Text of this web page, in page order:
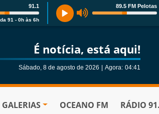
91.1
91 - 0h às 6h
89.5 FM Pelotas
É notícia, está aqui!
Sábado, 8 de agosto de 2026 | Agora: 04:41
GALERIAS OCEANO FM RÁDIO